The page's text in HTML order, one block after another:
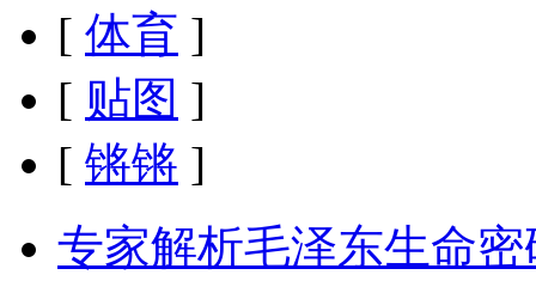
[ 体育 ]
[ 贴图 ]
[ 锵锵 ]
专家解析毛泽东生命密